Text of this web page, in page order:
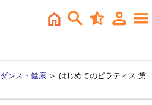
ダンス・健康 ＞ はじめてのピラティス 第